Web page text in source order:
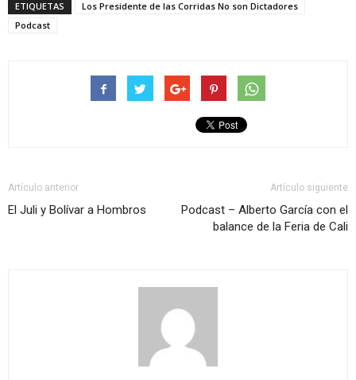
ETIQUETAS
Los Presidente de las Corridas No son Dictadores
Podcast
Artículo anterior
El Juli y Bolívar a Hombros
Artículo siguiente
Podcast – Alberto García con el
balance de la Feria de Cali